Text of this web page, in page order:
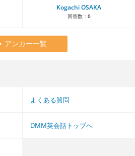
Kogachi OSAKA
回答数： 0
アンカー一覧
よくある質問
DMM英会話トップへ